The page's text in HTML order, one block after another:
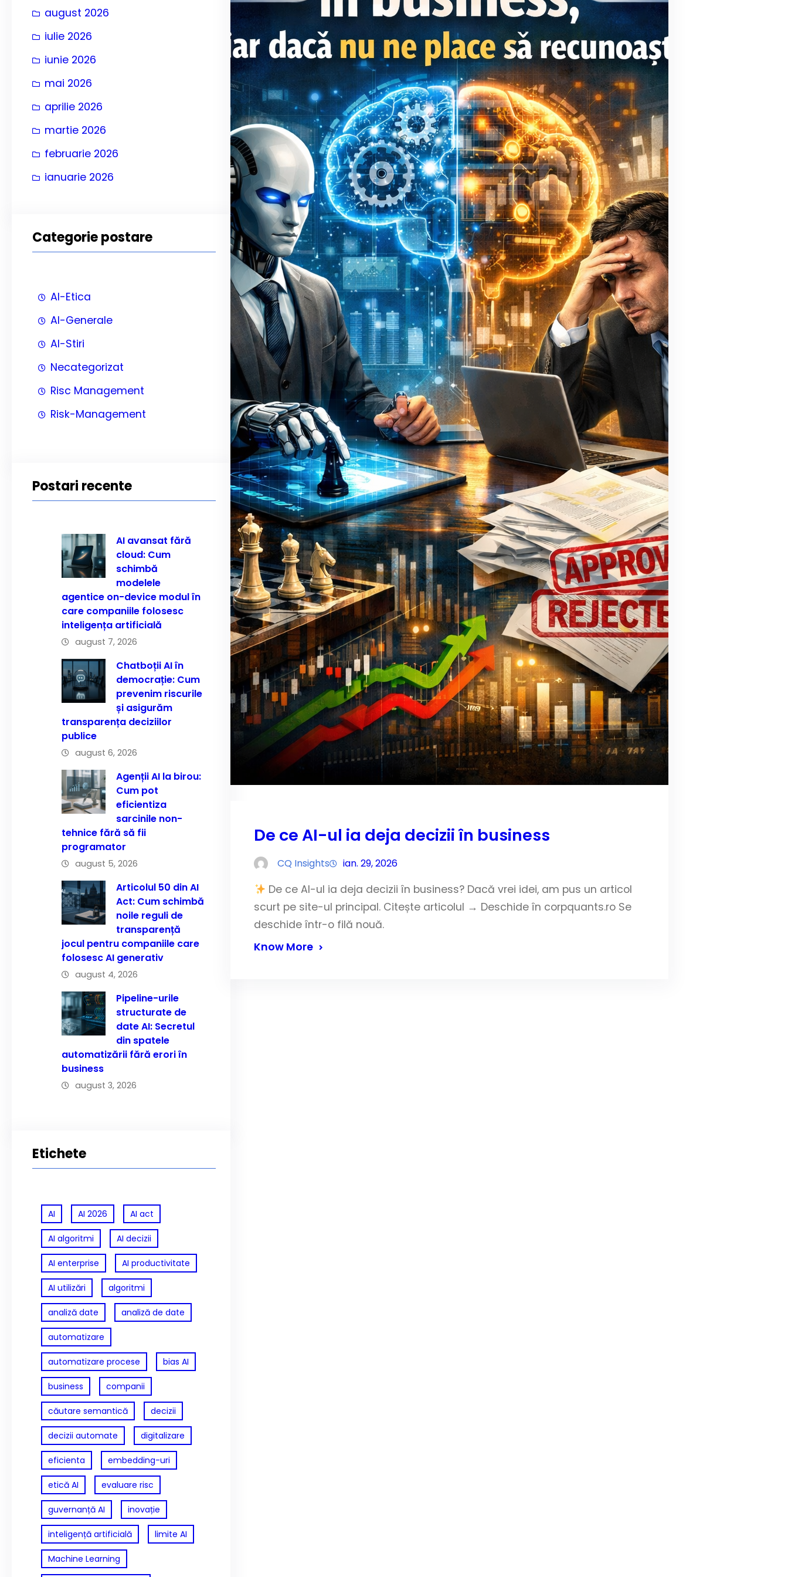
august 2026
iulie 2026
iunie 2026
mai 2026
aprilie 2026
martie 2026
februarie 2026
ianuarie 2026
Categorie postare
AI-Etica
AI-Generale
AI-Stiri
Necategorizat
Risc Management
Risk-Management
Postari recente
AI avansat fără
cloud: Cum
schimbă
modelele
agentice on-device modul în
care companiile folosesc
inteligența artificială
august 7, 2026
Chatboții AI în
democrație: Cum
prevenim riscurile
și asigurăm
transparența deciziilor
publice
august 6, 2026
Agenții AI la birou:
Cum pot
eficientiza
sarcinile non-
tehnice fără să fii
programator
august 5, 2026
Articolul 50 din AI
Act: Cum schimbă
noile reguli de
transparență
jocul pentru companiile care
folosesc AI generativ
august 4, 2026
Pipeline-urile
structurate de
date AI: Secretul
din spatele
automatizării fără erori în
business
august 3, 2026
Etichete
AI AI 2026 AI act
AI algoritmi AI decizii
AI enterprise AI productivitate
AI utilizări algoritmi
analiză date analiză de date
automatizare
automatizare procese bias AI
business companii
căutare semantică decizii
decizii automate digitalizare
eficienta embedding-uri
etică AI evaluare risc
guvernanță AI inovație
inteligență artificială limite AI
Machine Learning
De ce AI-ul ia deja decizii în business
CQ Insights ian. 29, 2026
De ce AI-ul ia deja decizii în business? Dacă vrei idei, am pus un articol
scurt pe site-ul principal. Citește articolul → Deschide în corpquants.ro Se
deschide într-o filă nouă.
Know More